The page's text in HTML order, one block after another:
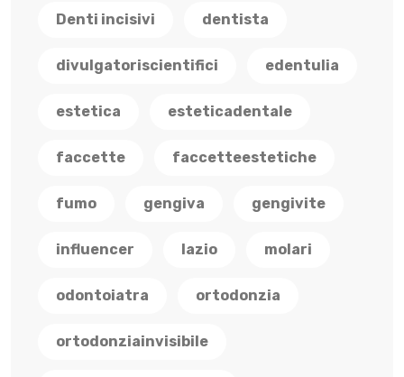
Denti incisivi dentista
divulgatoriscientifici edentulia
estetica esteticadentale
faccette faccetteestetiche
fumo gengiva gengivite
influencer lazio molari
odontoiatra ortodonzia
ortodonziainvisibile